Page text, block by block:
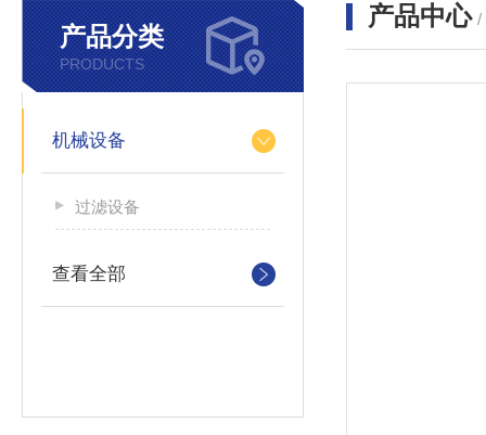
产品分类
PRODUCTS
机械设备
过滤设备
查看全部
产品中心 /